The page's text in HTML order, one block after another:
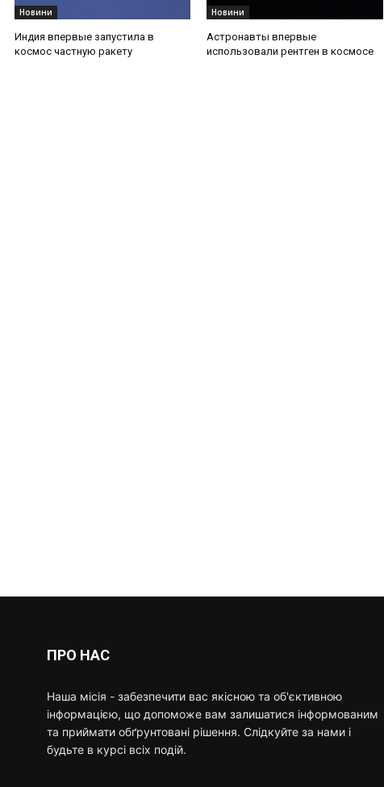
Новини
Индия впервые запустила в
космос частную ракету
Новини
Астронавты впервые
использовали рентген в космосе
ПРО НАС
Наша місія - забезпечити вас якісною та об'єктивною
інформацією, що допоможе вам залишатися інформованим
та приймати обґрунтовані рішення. Слідкуйте за нами і
будьте в курсі всіх подій.